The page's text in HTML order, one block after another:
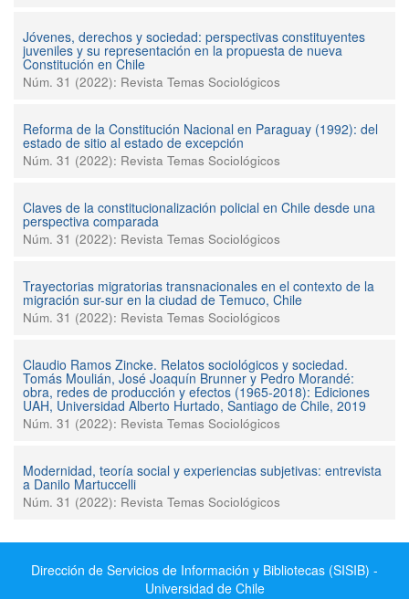
Jóvenes, derechos y sociedad: perspectivas constituyentes
juveniles y su representación en la propuesta de nueva
Constitución en Chile
Núm. 31 (2022): Revista Temas Sociológicos
Reforma de la Constitución Nacional en Paraguay (1992): del
estado de sitio al estado de excepción
Núm. 31 (2022): Revista Temas Sociológicos
Claves de la constitucionalización policial en Chile desde una
perspectiva comparada
Núm. 31 (2022): Revista Temas Sociológicos
Trayectorias migratorias transnacionales en el contexto de la
migración sur-sur en la ciudad de Temuco, Chile
Núm. 31 (2022): Revista Temas Sociológicos
Claudio Ramos Zincke. Relatos sociológicos y sociedad.
Tomás Moulián, José Joaquín Brunner y Pedro Morandé:
obra, redes de producción y efectos (1965-2018): Ediciones
UAH, Universidad Alberto Hurtado, Santiago de Chile, 2019
Núm. 31 (2022): Revista Temas Sociológicos
Modernidad, teoría social y experiencias subjetivas: entrevista
a Danilo Martuccelli
Núm. 31 (2022): Revista Temas Sociológicos
Dirección de Servicios de Información y Bibliotecas (SISIB) -
Universidad de Chile